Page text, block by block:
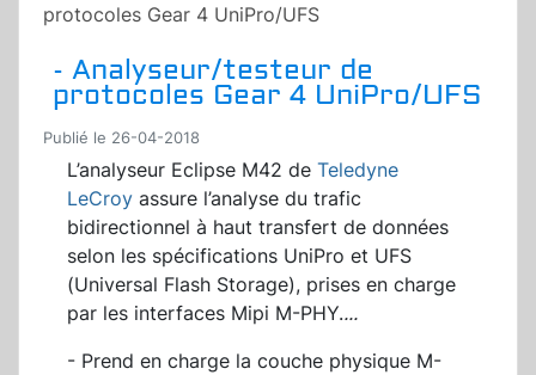
protocoles Gear 4 UniPro/UFS
- Analyseur/testeur de
protocoles Gear 4 UniPro/UFS
Publié le 26-04-2018
L’analyseur Eclipse M42 de Teledyne
LeCroy assure l’analyse du trafic
bidirectionnel à haut transfert de données
selon les spécifications UniPro et UFS
(Universal Flash Storage), prises en charge
par les interfaces Mipi M-PHY....
- Prend en charge la couche physique M-